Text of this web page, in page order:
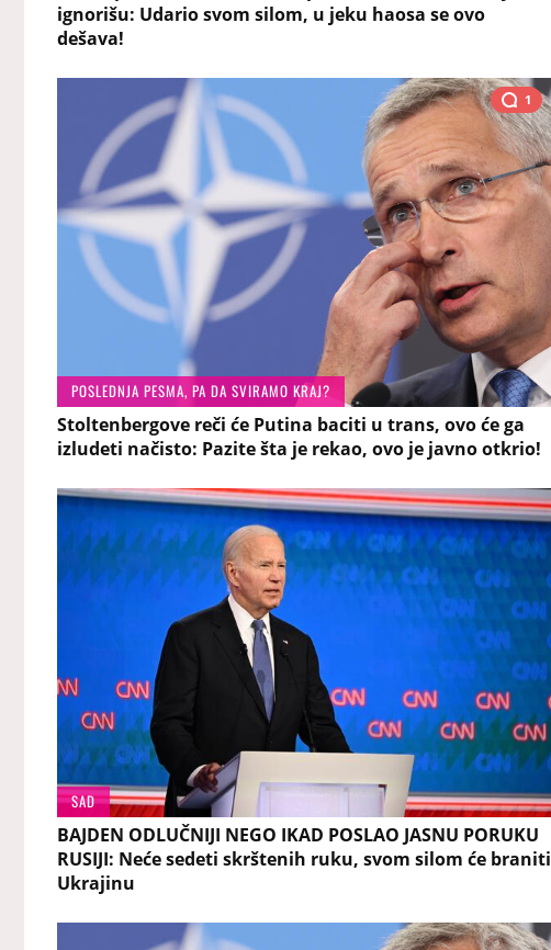
ignorišu: Udario svom silom, u jeku haosa se ovo
dešava!
1
POSLEDNJA PESMA, PA DA SVIRAMO KRAJ?
Stoltenbergove reči će Putina baciti u trans, ovo će ga
izludeti načisto: Pazite šta je rekao, ovo je javno otkrio!
SAD
BAJDEN ODLUČNIJI NEGO IKAD POSLAO JASNU PORUKU
RUSIJI: Neće sedeti skrštenih ruku, svom silom će braniti
Ukrajinu